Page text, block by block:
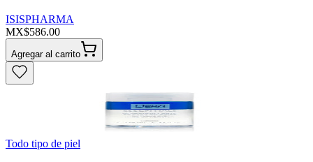
ISISPHARMA
MX$586.00
Agregar al carrito
Todo tipo de piel